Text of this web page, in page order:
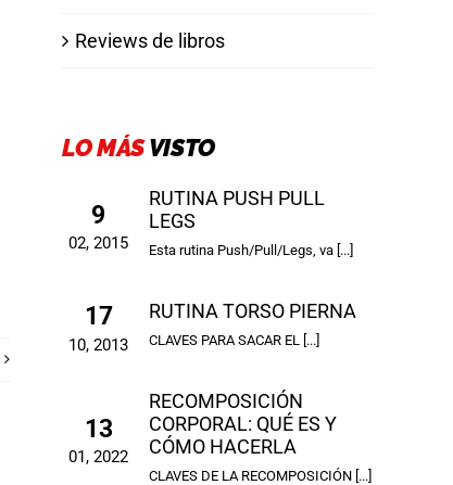
Reviews de libros
LO MÁSVISTO
9
02, 2015
RUTINA PUSH PULL
LEGS
Esta rutina Push/Pull/Legs, va [...]
17
10, 2013
RUTINA TORSO PIERNA
CLAVES PARA SACAR EL [...]
13
01, 2022
RECOMPOSICIÓN
CORPORAL: QUÉ ES Y
CÓMO HACERLA
CLAVES DE LA RECOMPOSICIÓN [...]